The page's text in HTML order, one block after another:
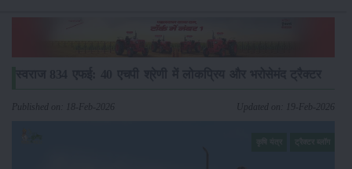
Published on: 18-Feb-2026 Updated on: 19-Feb-2026